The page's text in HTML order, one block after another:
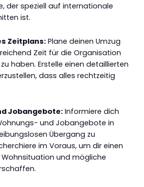
der speziell auf internationale
ist.
Zeitplans: Plane deinen Umzug
Zeit für die Organisation
haben. Erstelle einen detaillierten
dass alles rechtzeitig
Jobangebote: Informiere dich
und Jobangebote in
Übergang zu
im Voraus, um dir einen
Wohnsituation und mögliche